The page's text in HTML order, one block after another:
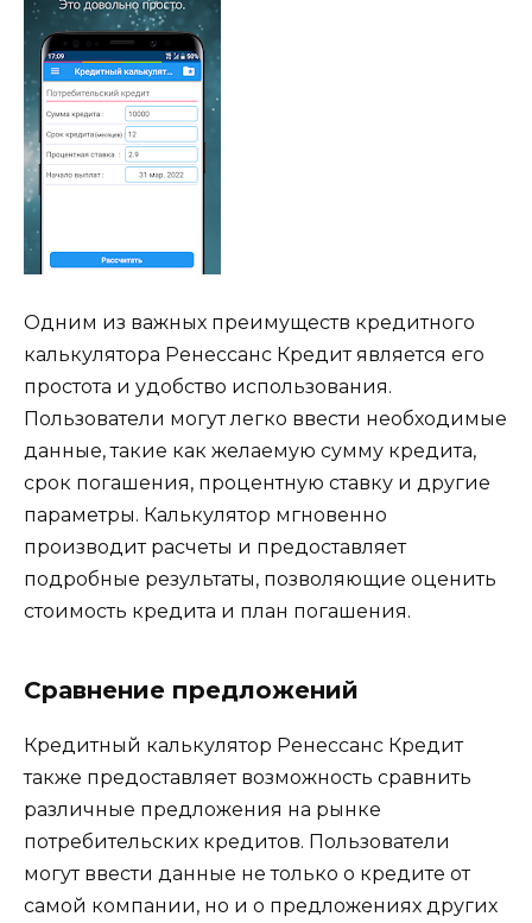
Одним из важных преимуществ кредитного
калькулятора Ренессанс Кредит является его
простота и удобство использования.
Пользователи могут легко ввести необходимые
данные, такие как желаемую сумму кредита,
срок погашения, процентную ставку и другие
параметры. Калькулятор мгновенно
производит расчеты и предоставляет
подробные результаты, позволяющие оценить
стоимость кредита и план погашения.
Сравнение предложений
Кредитный калькулятор Ренессанс Кредит
также предоставляет возможность сравнить
различные предложения на рынке
потребительских кредитов. Пользователи
могут ввести данные не только о кредите от
самой компании, но и о предложениях других